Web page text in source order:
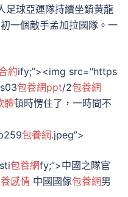
足球亞運隊持續坐鎮黃龍
一個敵手孟加拉國隊。一
約ify;”><img src="https
包養網ppt/2包養網
體頓時愣住了，一時間不
包養網.jpeg”>
包養網fy;”>中國之隊官
感情 中國國傢包養網男